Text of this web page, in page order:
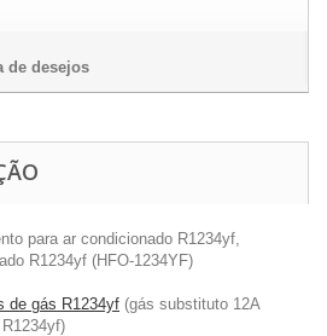
de desejos
para ar condicionado R1234yf,
R1234yf (HFO-1234YF)
de gás R1234yf (gás substituto 12A